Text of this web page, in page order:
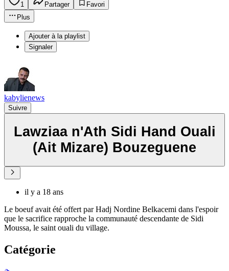
1 Partager
Favori
Plus
Ajouter à la playlist
Signaler
kabylienews
Suivre
Lawziaa n'Ath Sidi Hand Ouali
(Ait Mizare) Bouzeguene
il y a 18 ans
Le boeuf avait été offert par Hadj Nordine Belkacemi dans l'espoir
que le sacrifice rapproche la communauté descendante de Sidi
Moussa, le saint ouali du village.
Catégorie